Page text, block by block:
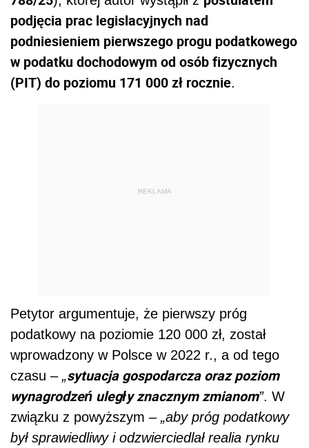
podjęcia prac legislacyjnych nad
podniesieniem pierwszego progu podatkowego
w podatku dochodowym od osób fizycznych
(PIT) do poziomu 171 000 zł rocznie.
REKLAMA
Petytor argumentuje, że pierwszy próg
podatkowy na poziomie 120 000 zł, został
wprowadzony w Polsce w 2022 r., a od tego
czasu – „sytuacja gospodarcza oraz poziom
wynagrodzeń uległy znacznym zmianom”. W
związku z powyższym – „aby próg podatkowy
był sprawiedliwy i odzwierciedlał realia rynku